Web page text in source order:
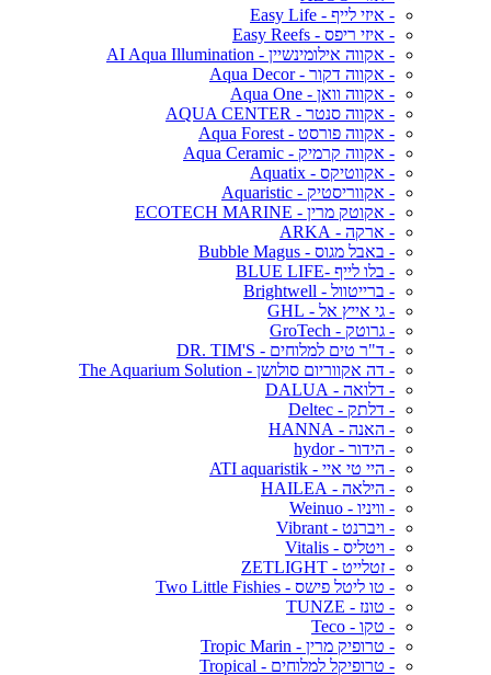
- איזי לייף - Easy Life
- איזי ריפס - Easy Reefs
- אקווה אילומינשיין - AI Aqua Illumination
- אקווה דקור - Aqua Decor
- אקווה וואן - Aqua One
- אקווה סנטר - AQUA CENTER
- אקווה פורסט - Aqua Forest
- אקווה קרמיק - Aqua Ceramic
- אקווטיקס - Aquatix
- אקווריסטיק - Aquaristic
- אקוטק מרין - ECOTECH MARINE
- ארקה - ARKA
- באבל מגוס - Bubble Magus
- בלו לייף -BLUE LIFE
- ברייטוול - Brightwell
- גי אייץ אל - GHL
- גרוטק - GroTech
- ד"ר טים למלוחים - DR. TIM'S
- דה אקווריום סולושן - The Aquarium Solution
- דלואה - DALUA
- דלתק - Deltec
- האנה - HANNA
- הידור - hydor
- היי טי איי - ATI aquaristik
- הילאה - HAILEA
- וויניו - Weinuo
- ויברנט - Vibrant
- ויטליס - Vitalis
- זטלייט - ZETLIGHT
- טו ליטל פישס - Two Little Fishies
- טונז - TUNZE
- טקו - Teco
- טרופיק מרין - Tropic Marin
- טרופיקל למלוחים - Tropical